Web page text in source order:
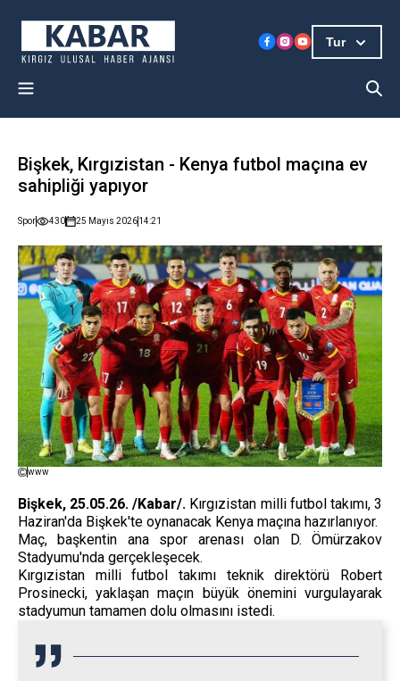
Tur
Bişkek, Kırgızistan - Kenya futbol maçına ev
sahipliği yapıyor
Spor 430 25 Mayıs 202614:21
www
Bişkek, 25.05.26. /Kabar/. Kırgızistan milli futbol takımı, 3
Haziran'da Bişkek'te oynanacak Kenya maçına hazırlanıyor.
Maç, başkentin ana spor arenası olan D. Ömürzakov
Stadyumu'nda gerçekleşecek.
Kırgızistan milli futbol takımı teknik direktörü Robert
Prosinecki, yaklaşan maçın büyük önemini vurgulayarak
stadyumun tamamen dolu olmasını istedi.